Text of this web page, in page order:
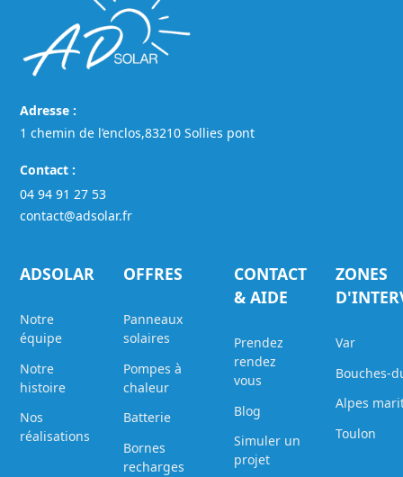
Adresse :
1 chemin de l’enclos,83210 Sollies pont
Contact :
04 94 91 27 53
contact@adsolar.fr
ADSOLAR
Notre
équipe
Notre
histoire
Nos
réalisations
OFFRES
Panneaux
solaires
Pompes à
chaleur
Batterie
Bornes
recharges
CONTACT
& AIDE
Prendez
rendez
vous
Blog
Simuler un
projet
ZONES
Var
Bouches-
Alpes
Toulon